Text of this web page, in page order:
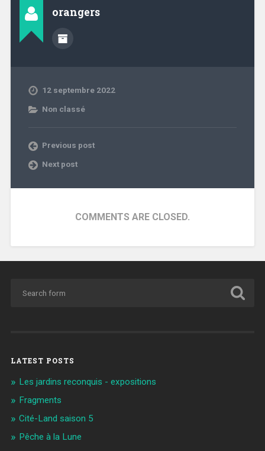
orangers
12 septembre 2022
Non classé
Previous post
Next post
COMMENTS ARE CLOSED.
LATEST POSTS
Les jardins reconquis - expositions
Fragments
Cité-Land saison 5
Pêche à la Lune